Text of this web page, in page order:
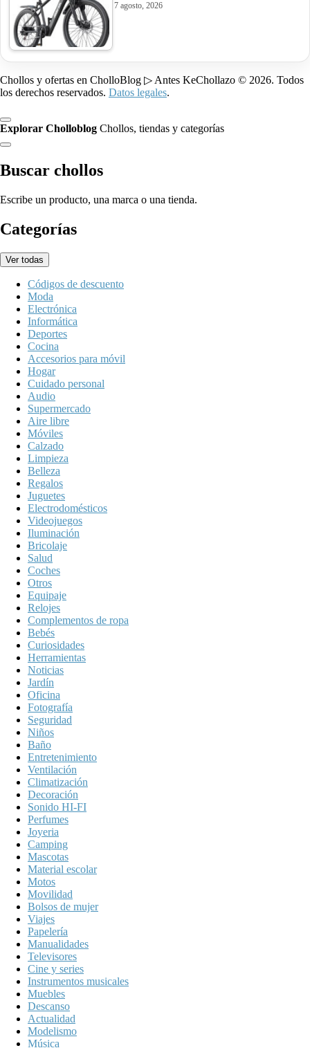
7 agosto, 2026
Chollos y ofertas en CholloBlog ▷ Antes KeChollazo © 2026. Todos
los derechos reservados. Datos legales.
Explorar Cholloblog Chollos, tiendas y categorías
Buscar chollos
Escribe un producto, una marca o una tienda.
Categorías
Ver todas
Códigos de descuento
Moda
Electrónica
Informática
Deportes
Cocina
Accesorios para móvil
Hogar
Cuidado personal
Audio
Supermercado
Aire libre
Móviles
Calzado
Limpieza
Belleza
Regalos
Juguetes
Electrodomésticos
Videojuegos
Iluminación
Bricolaje
Salud
Coches
Otros
Equipaje
Relojes
Complementos de ropa
Bebés
Curiosidades
Herramientas
Noticias
Jardín
Oficina
Fotografía
Seguridad
Niños
Baño
Entretenimiento
Ventilación
Climatización
Decoración
Sonido HI-FI
Perfumes
Joyeria
Camping
Mascotas
Material escolar
Motos
Movilidad
Bolsos de mujer
Viajes
Papelería
Manualidades
Televisores
Cine y series
Instrumentos musicales
Muebles
Descanso
Actualidad
Modelismo
Música